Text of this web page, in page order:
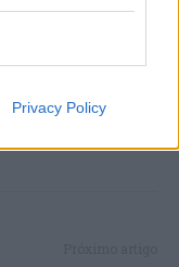
Privacy Policy